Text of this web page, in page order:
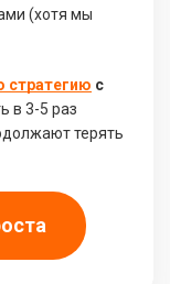
(хотя мы
стратегию с
в 3-5 раз
терять